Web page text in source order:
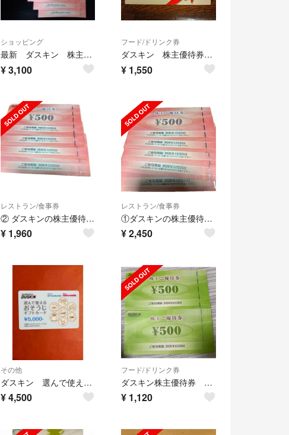
ショッピング
最新 ダスキン 株主優待 3000円分
¥3,100
フード/ドリンク券
ダスキン 株主優待券500円券✕3枚
¥ 1,550
レストラン/食事券
② ダスキンの株主優待 500円券4枚セット(2000円分)
¥ 1,960
レストラン/食事券
①ダスキンの株主優待 500円券5枚セット(2500円分)
¥2,450
その他
ダスキン 選んで使えるおそうじギフトカード
¥4,500
フード/ドリンク券
ダスキン株主優待券 1000円分 6/30まで ミスタードーナツ
¥ 1,120